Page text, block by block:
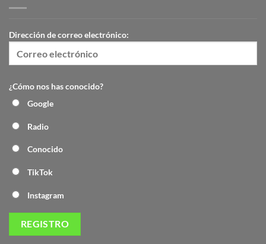
Dirección de correo electrónico:
¿Cómo nos has conocido?
Google
Radio
Conocido
TikTok
Instagram